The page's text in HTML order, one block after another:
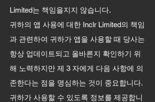
Limited는 책임을지지 않습니다.
귀하의 앱 사용에 대한 Inclr Limited의 책임
과 관련하여 귀하가 앱을 사용할 때 당사는
항상 업데이트되고 올바른지 확인하기 위
해 노력하지만 제 3 자에게 다음 사항에 의
존한다는 점을 명심하는 것이 중요합니다.
귀하가 사용할 수 있도록 정보를 제공합니